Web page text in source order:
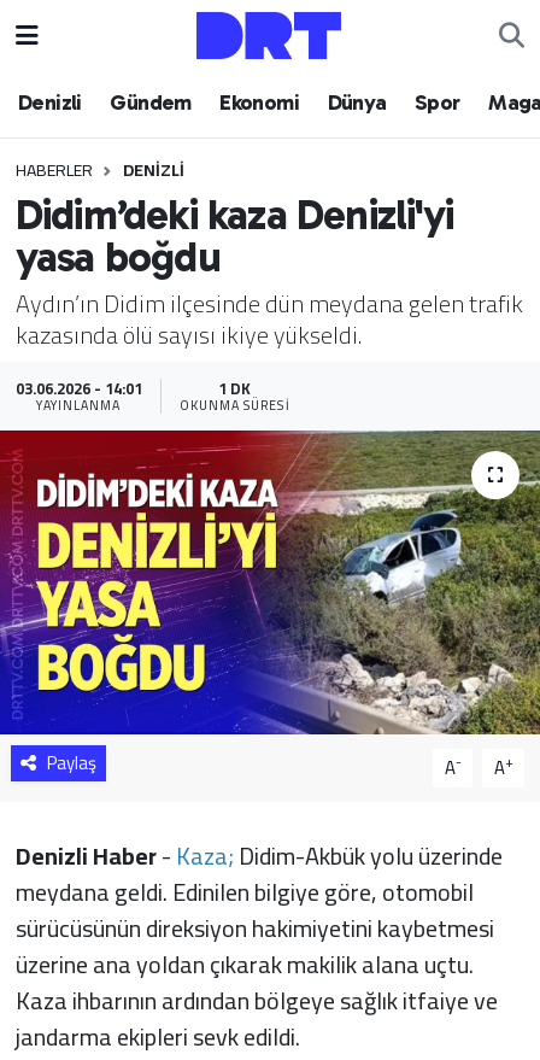
Denizli Gündem Ekonomi Dünya Spor
HABERLER DENIZLI
Didim’deki kaza Denizli'yi
yasa boğdu
Aydın’ın Didim ilçesinde dün meydana gelen trafik
kazasında ölü sayısı ikiye yükseldi.
03.06.2026 - 14:01
YAYINLANMA
1 DK
OKUNMA SÜRESI
Paylaş A- A+
Denizli Haber-Kaza;Didim-Akbük yolu üzerinde
meydana geldi. Edinilen bilgiye göre, otomobil
sürücüsünün direksiyon hakimiyetini kaybetmesi
üzerine ana yoldan çıkarak makilik alana uçtu.
Kaza ihbarının ardından bölgeye sağlık itfaiye ve
jandarma ekipleri sevk edildi.
Denizli
Ekonomi
Dünya
Spor
Magazin
Teknoloji
Yaşam
Sağlık
Yazarlar
Resmi İlan
Resmi Reklam
Hava Durumu
Trafik Durumu
Puan Durumu ve Fikstür
Tüm Manşetler
Son Dakika Haberleri
Haber Arşivi